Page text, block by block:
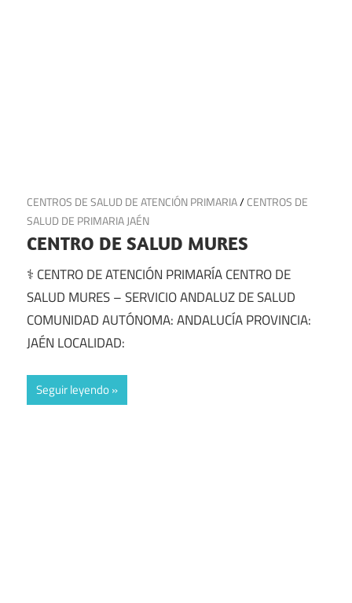
9 de junio de 2025
CENTROS DE SALUD DE ATENCIÓN PRIMARIA/CENTROS DE
SALUD DE PRIMARIA JAÉN
CENTRO DE SALUD MURES
⚕️ CENTRO DE ATENCIÓN PRIMARÍA CENTRO DE
SALUD MURES – SERVICIO ANDALUZ DE SALUD
COMUNIDAD AUTÓNOMA: ANDALUCÍA PROVINCIA:
JAÉN LOCALIDAD:
Seguir leyendo